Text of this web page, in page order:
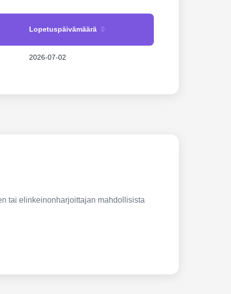
Lopetuspäivämäärä
2026-07-02
tai elinkeinonharjoittajan mahdollisista